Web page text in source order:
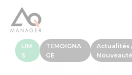
LIM
S
TEMOIGNA
GE
Actualités